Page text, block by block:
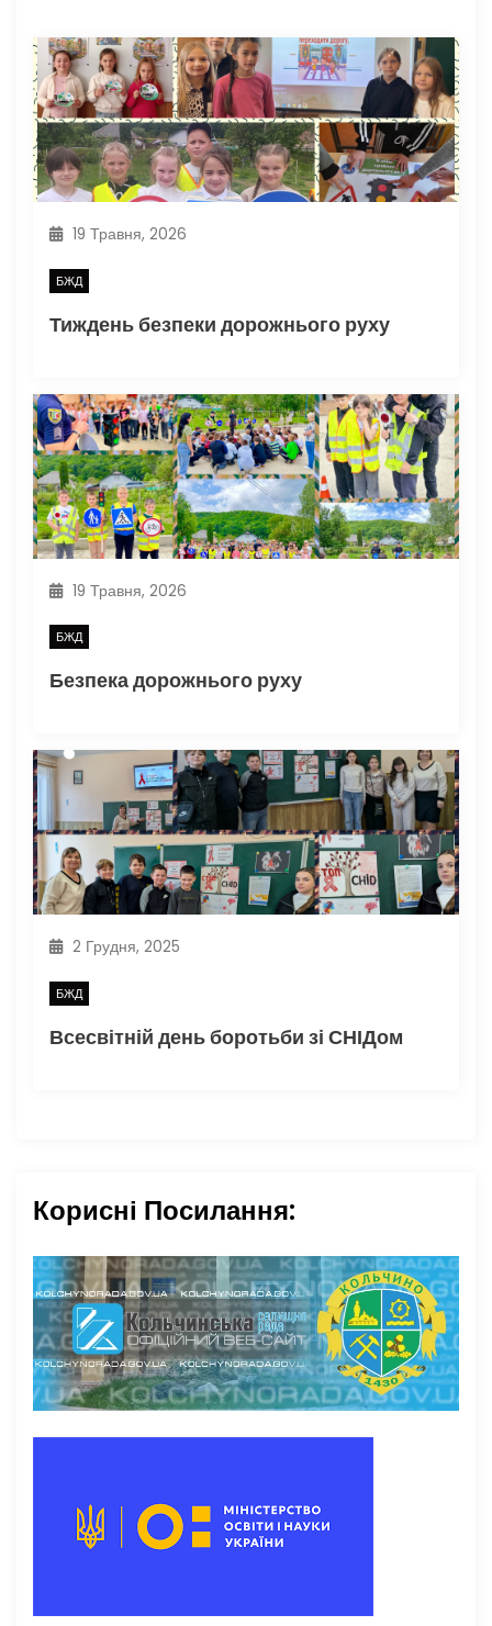
с
і
в
19 Травня, 2026
БЖД
Тиждень безпеки дорожнього руху
19 Травня, 2026
БЖД
Безпека дорожнього руху
2 Грудня, 2025
БЖД
Всесвітній день боротьби зі СНІДом
Корисні Посилання: